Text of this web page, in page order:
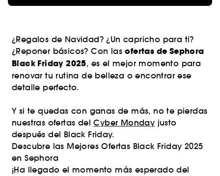
¿Regalos de Navidad? ¿Un capricho para ti?
¿Reponer básicos? Con lasofertas de Sephora
Black Friday 2025, es el mejor momento para
renovar tu rutina de belleza o encontrar ese
detalle perfecto.
Y si te quedas con ganas de más, no te pierdas
nuestras ofertas delCyber Monday justo
después del Black Friday.
Descubre las Mejores Ofertas Black Friday 2025
en Sephora
¡Ha llegado el momento más esperado del